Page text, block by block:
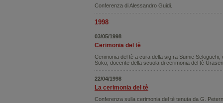
Conferenza di Alessandro Guidi.
1998
03/05/1998
Cerimonia del tè
Cerimonia del tè a cura della sig.ra Sumie
Soko, docente della scuola di cerimonia del tè
22/04/1998
La cerimonia del tè
Conferenza sulla cerimonia del tè tenuta da G.